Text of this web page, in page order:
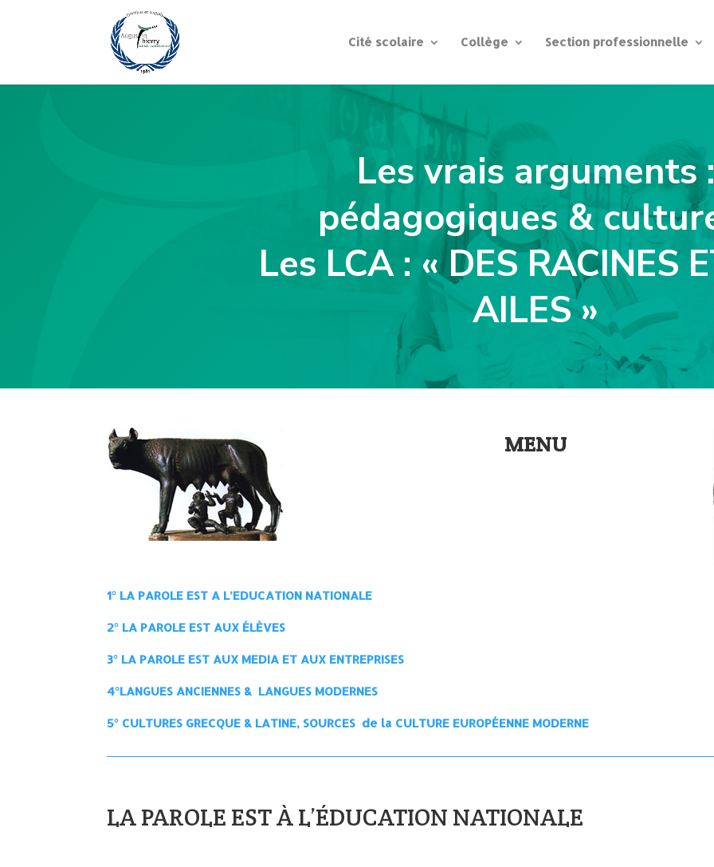
Cité scolaire Collège Section professionnelle
Les vrais arguments :
pédagogiques &
Les LCA : « DES RACINES
AILES »
MENU
1° LA PAROLE EST A L’EDUCATION NATIONALE
2° LA PAROLE EST AUX ÉLÈVES
3° LA PAROLE EST AUX MEDIA ET AUX ENTREPRISES
4°LANGUES ANCIENNES & LANGUES MODERNES
5° CULTURES GRECQUE & LATINE, SOURCES de la CULTURE EUROPÉENNE MODERNE
LA PAROLE EST À L’ÉDUCATION NATIONALE